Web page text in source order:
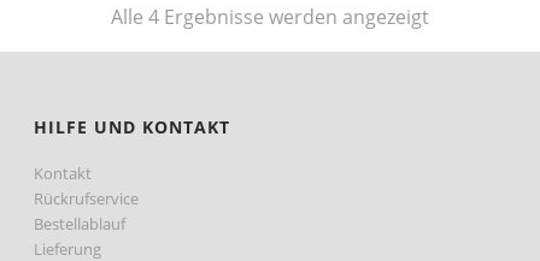
Alle 4 Ergebnisse werden angezeigtNach
sortiert:
HILFE UND KONTAKT
Kontakt
Rückrufservice
Bestellablauf
Lieferung